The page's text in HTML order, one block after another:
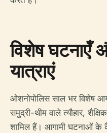
विशेष घटनाएँ
यात्राएं
ओशनोपोलिस साल भर विशेष
समुद्री-थीम वाले त्यौहार,
शामिल हैं। आगामी घटनाओं के